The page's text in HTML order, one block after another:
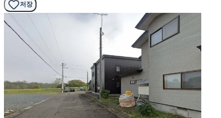
저장